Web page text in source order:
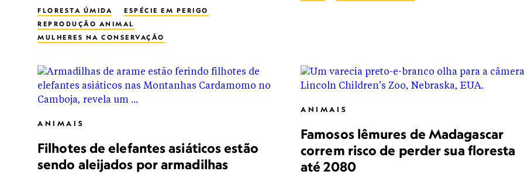
FLORESTA ÚMIDA
ESPÉCIE EM PERIGO
REPRODUÇÃO ANIMAL
MULHERES NA CONSERVAÇÃO
LINGUAGEM
ANIMAIS
Filhotes de elefantes asiáticos estão
sendo aleijados por armadilhas
ANIMAIS
Famosos lêmures de Madagascar
correm risco de perder sua floresta
até 2080